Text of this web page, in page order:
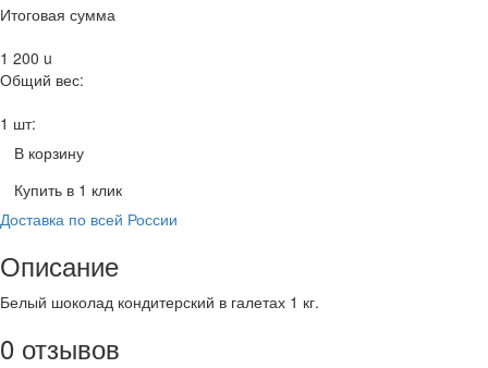
Итоговая сумма
1 200 u
Общий вес:
1 шт:
В корзину
Купить в 1 клик
Доставка по всей России
Описание
Белый шоколад кондитерский в галетах 1 кг.
0 отзывов